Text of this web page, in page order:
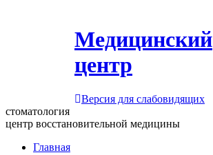
Медицинский
центр
Версия для слабовидящих
стоматология
центр восстановительной медицины
Главная